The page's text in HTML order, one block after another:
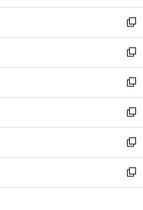
開
く
ウ
で
開
く
ン
ド
ウ
で
開
く
新
し
い
ウ
ィ
ン
ド
ウ
で
開
く
新
し
い
ウ
ィ
ン
ド
ウ
で
開
新
し
い
ウ
ィ
ン
ド
ウ
新
し
い
ウ
ィ
ン
新
し
い
ウ
新
し